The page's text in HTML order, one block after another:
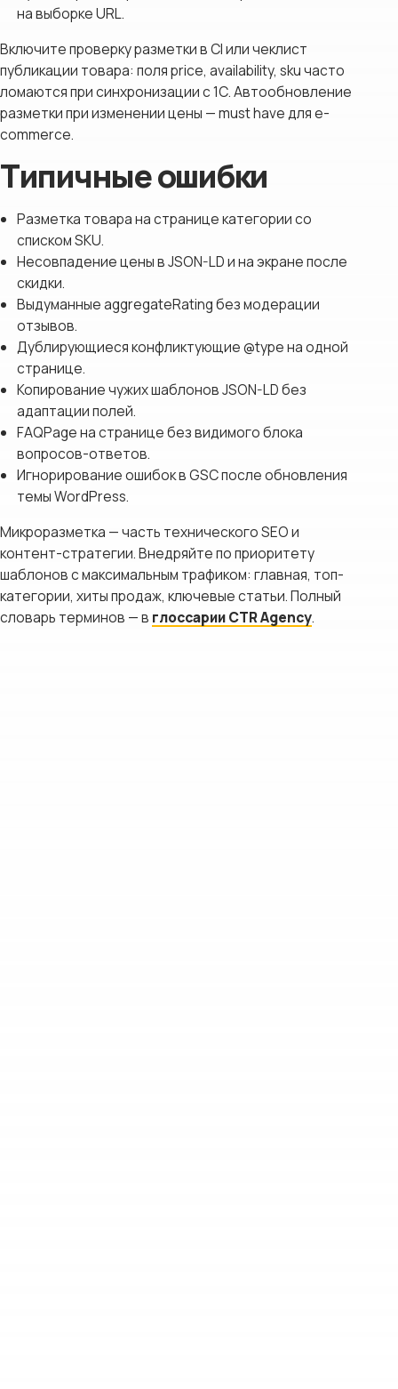
на выборке URL.
Включите проверку разметки в CI или чеклист
публикации товара: поля price, availability, sku часто
ломаются при синхронизации с 1С. Автообновление
разметки при изменении цены — must have для e-
commerce.
Типичные ошибки
Разметка товара на странице категории со
списком SKU.
Несовпадение цены в JSON-LD и на экране после
скидки.
Выдуманные aggregateRating без модерации
отзывов.
Дублирующиеся конфликтующие @type на одной
странице.
Копирование чужих шаблонов JSON-LD без
адаптации полей.
FAQPage на странице без видимого блока
вопросов-ответов.
Игнорирование ошибок в GSC после обновления
темы WordPress.
Микроразметка — часть технического SEO и
контент-стратегии. Внедряйте по приоритету
шаблонов с максимальным трафиком: главная, топ-
категории, хиты продаж, ключевые статьи. Полный
словарь терминов — в глоссарии CTR Agency.